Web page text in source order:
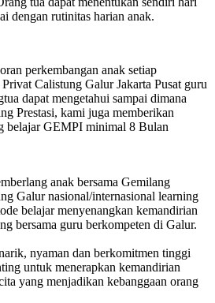
dengan rutinitas harian anak.
perkembangan anak setiap
Calistung Galur Jakarta Pusat guru
dapat mengetahui sampai dimana
Prestasi, kami juga memberikan
belajar GEMPI minimal 8 Bulan
anak bersama Gemilang
Galur nasional/internasional learning
belajar menyenangkan kemandirian
bersama guru berkompeten di Galur.
nyaman dan berkomitmen tinggi
untuk menerapkan kemandirian
yang menjadikan kebanggaan orang